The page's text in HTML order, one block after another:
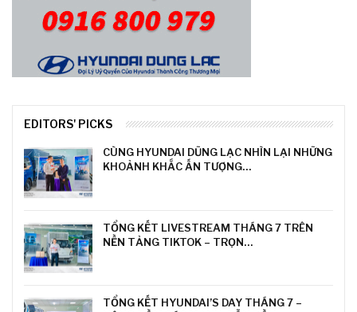
EDITORS' PICKS
CÙNG HYUNDAI DŨNG LẠC NHÌN LẠI NHỮNG
KHOẢNH KHẮC ẤN TƯỢNG…
TỔNG KẾT LIVESTREAM THÁNG 7 TRÊN
NỀN TẢNG TIKTOK – TRỌN…
TỔNG KẾT HYUNDAI’S DAY THÁNG 7 –